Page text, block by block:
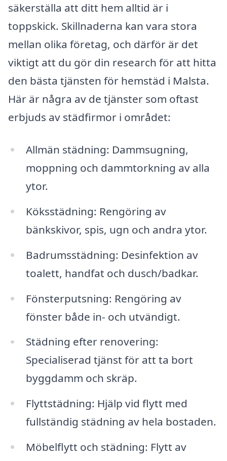
säkerställa att ditt hem alltid är i
toppskick. Skillnaderna kan vara stora
mellan olika företag, och därför är det
viktigt att du gör din research för att hitta
den bästa tjänsten för hemstäd i Malsta.
Här är några av de tjänster som oftast
erbjuds av städfirmor i området:
Allmän städning: Dammsugning,
moppning och dammtorkning av alla
ytor.
Köksstädning: Rengöring av
bänkskivor, spis, ugn och andra ytor.
Badrumsstädning: Desinfektion av
toalett, handfat och dusch/badkar.
Fönsterputsning: Rengöring av
fönster både in- och utvändigt.
Städning efter renovering:
Specialiserad tjänst för att ta bort
byggdamm och skräp.
Flyttstädning: Hjälp vid flytt med
fullständig städning av hela bostaden.
Möbelflytt och städning: Flytt av